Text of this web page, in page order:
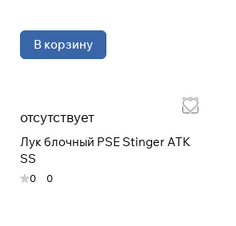
В корзину
отсутствует
Лук блочный PSE Stinger ATK
SS
0 0